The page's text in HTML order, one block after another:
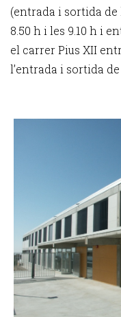
(entrada i sortida de
8.50 h i les 9.10 h i
el carrer Pius XII
l’entrada i sortida de